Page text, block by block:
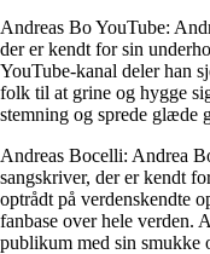
Andreas Bo YouTube:
der er kendt for sin
YouTube-kanal deler han
folk til at grine og hygge
stemning og sprede glæde
Andreas Bocelli: Andrea
sangskriver, der er kendt
optrådt på verdenskendte
fanbase over hele verden.
publikum med sin smukke